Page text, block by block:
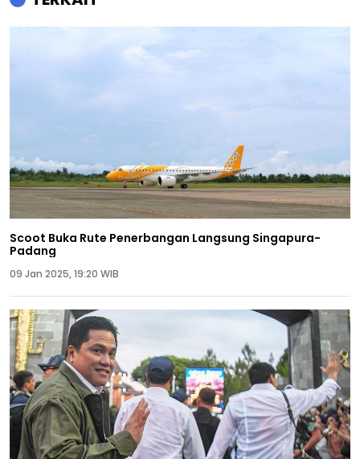
Scoot Buka Rute Penerbangan Langsung Singapura-
Padang
09 Jan 2025, 19:20 WIB